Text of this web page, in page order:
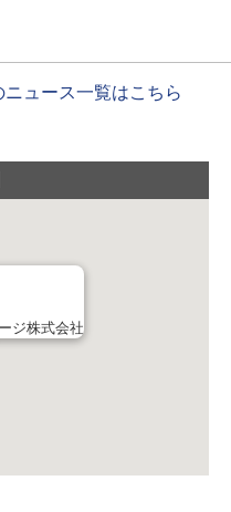
ュース一覧はこちら
ジ株式会社